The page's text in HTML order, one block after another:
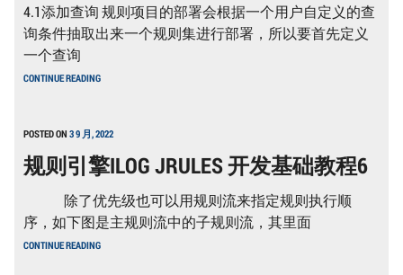
JRULES
和
WEBSPHERE
4.1添加查询 规则项目的部署会根据一个用户自定义的查
询条件抽取出来一个规则集进行部署，所以要首先定义
一个查询
CONTINUE READING
则
ILOG
开
发
础
教
程
7
POSTED ON 3 9 月, 2022
规则引擎ILOG JRULES 开发基础教程6
除了优先级也可以用规则流来指定规则执行顺
序，如下图是主规则流中的子规则流，其里面
CONTINUE READING
则